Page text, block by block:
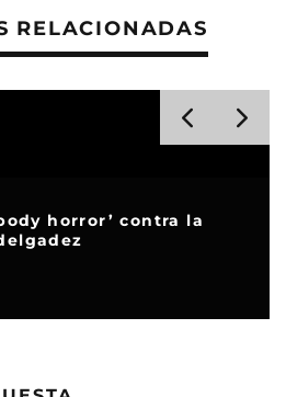
RELACIONADAS
horror’ contra la